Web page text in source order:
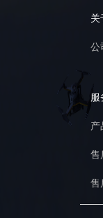
关
公
产
售
售